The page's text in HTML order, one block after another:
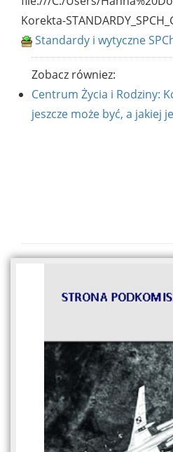
Korekta-
Standardy i wytyczne
Zobacz równiez:
Centrum Życia i Rodziny:
jeszcze może być, a jakiej